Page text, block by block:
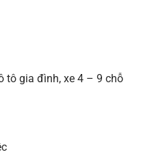
tô gia đình, xe 4 – 9 chỗ